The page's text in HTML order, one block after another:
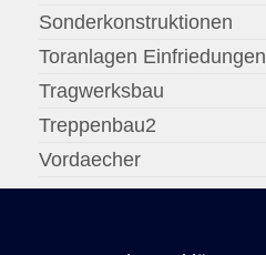
Sonderkonstruktionen
Toranlagen Einfriedungen
Tragwerksbau
Treppenbau2
Vordaecher